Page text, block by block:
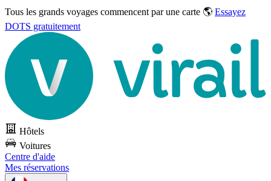
Tous les grands voyages commencent par une carte 🌎 Essayez
DOTS gratuitement
Hôtels
Voitures
Centre d'aide
Mes réservations